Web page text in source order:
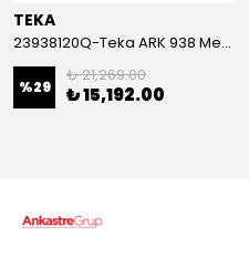
TEKA
23938120Q-Teka ARK 938 Metalik Siyah Armatür
%29
₺ 21,269.00
₺ 15,192.00